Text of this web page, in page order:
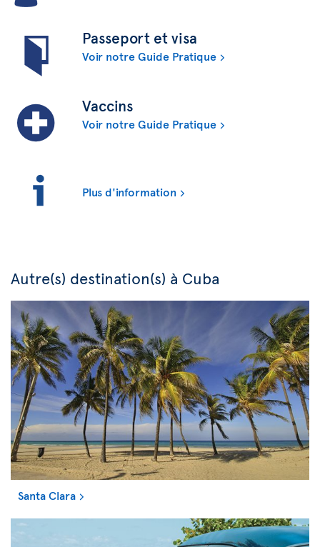
Passeport et visa
Voir notre Guide Pratique
Vaccins
Voir notre Guide Pratique
Plus d'information
Autre(s) destination(s) à Cuba
Santa Clara